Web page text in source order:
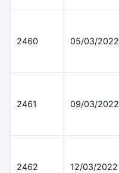
2460 05/03/2022
2461 09/03/2022
2462 12/03/2022